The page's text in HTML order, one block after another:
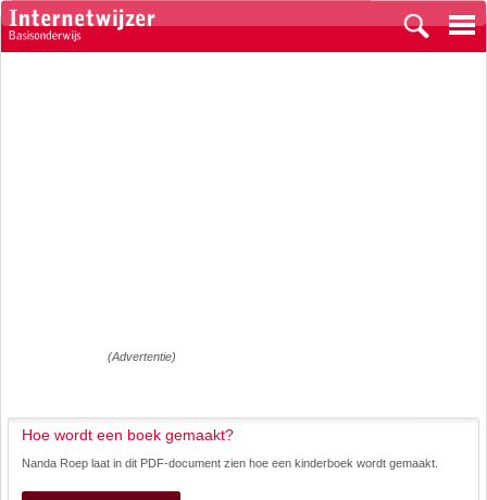
(Advertentie)
Hoe wordt een boek gemaakt?
Nanda Roep laat in dit PDF-document zien hoe een kinderboek wordt gemaakt.